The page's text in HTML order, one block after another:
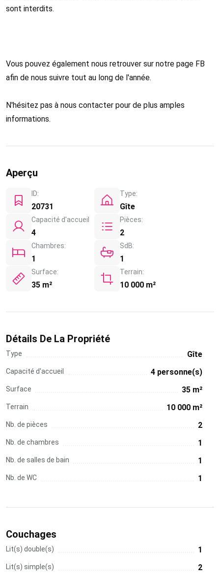
sont interdits.
Vous pouvez également nous retrouver sur notre page FB
afin de nous suivre tout au long de l'année.
N'hésitez pas à nous contacter pour de plus amples
informations.
Aperçu
ID:
20731
Type:
Gîte
Capacité d'accueil
4
Pièces:
2
Chambres:
1
SdB:
1
Surface:
35 m²
Terrain:
10 000 m²
Détails De La Propriété
Type Gîte
Capacité d'accueil 4 personne(s)
Surface 35 m²
Terrain 10 000 m²
Nb. de pièces 2
Nb. de chambres 1
Nb. de salles de bain 1
Nb. de WC 1
Couchages
Lit(s) double(s) 1
Lit(s) simple(s) 2